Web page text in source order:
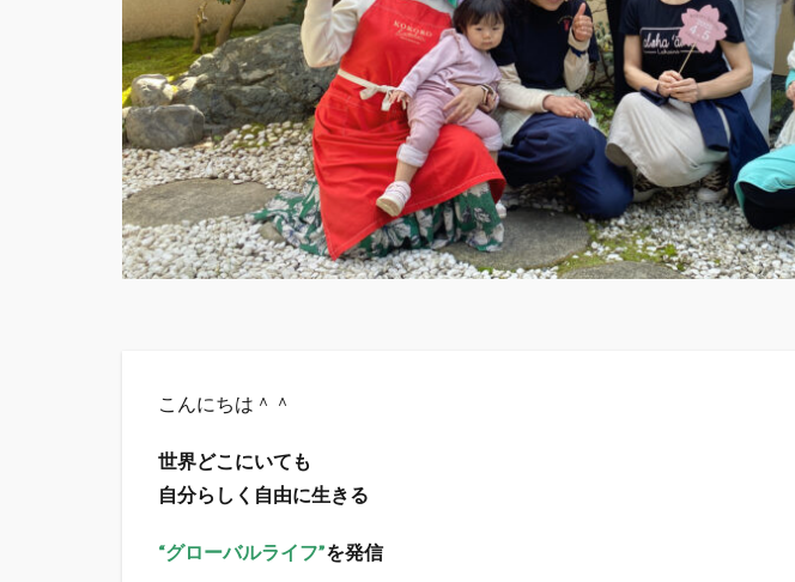
こんにちは＾＾
世界どこにいても
自分らしく自由に生きる
“グローバルライフ”を発信